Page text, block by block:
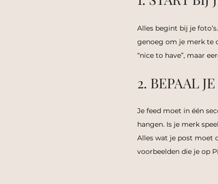
Alles begint bij je
genoeg om je merk te
“nice to have”, maar
2. BEPAAL
Je feed moet in één
hangen. Is je merk
Alles wat je post moet
voorbeelden die je op